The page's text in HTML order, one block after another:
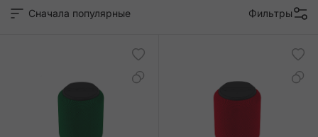
Сначала популярные Фильтры